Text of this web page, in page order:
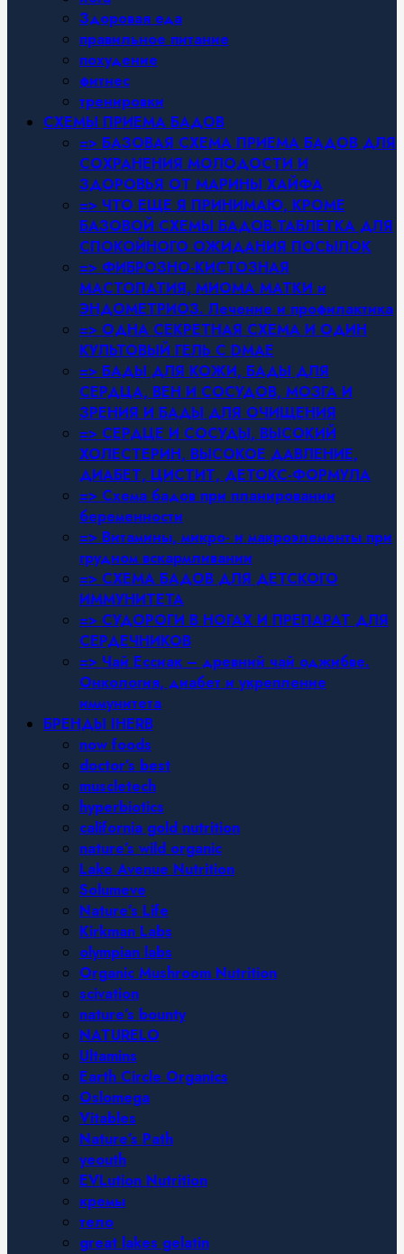
Здоровая еда
правильное питание
похудение
фитнес
тренировки
СХЕМЫ ПРИЕМА БАДОВ
=> БАЗОВАЯ СХЕМА ПРИЕМА БАДОВ ДЛЯ
СОХРАНЕНИЯ МОЛОДОСТИ И
ЗДОРОВЬЯ ОТ МАРИНЫ ХАЙФА
=> ЧТО ЕЩЕ Я ПРИНИМАЮ, КРОМЕ
БАЗОВОЙ СХЕМЫ БАДОВ.ТАБЛЕТКА ДЛЯ
СПОКОЙНОГО ОЖИДАНИЯ ПОСЫЛОК
=> ФИБРОЗНО-КИСТОЗНАЯ
МАСТОПАТИЯ, МИОМА МАТКИ и
ЭНДОМЕТРИОЗ. Лечение и профилактика
=> ОДНА СЕКРЕТНАЯ СХЕМА И ОДИН
КУЛЬТОВЫЙ ГЕЛЬ С DMAE
=> БАДЫ ДЛЯ КОЖИ, БАДЫ ДЛЯ
СЕРДЦА, ВЕН И СОСУДОВ, МОЗГА И
ЗРЕНИЯ И БАДЫ ДЛЯ ОЧИЩЕНИЯ
=> СЕРДЦЕ И СОСУДЫ, ВЫСОКИЙ
ХОЛЕСТЕРИН, ВЫСОКОЕ ДАВЛЕНИЕ,
ДИАБЕТ, ЦИСТИТ, ДЕТОКС-ФОРМУЛА
=> Схема бадов при планировании
беременности
=> Витамины, микро- и макроэлементы при
грудном вскармливании
=> СХЕМА БАДОВ ДЛЯ ДЕТСКОГО
ИММУНИТЕТА
=> СУДОРОГИ В НОГАХ И ПРЕПАРАТ ДЛЯ
СЕРДЕЧНИКОВ
=> Чай Ессиак – древний чай оджибве.
Онкология, диабет и укрепление
иммунитета
БРЕНДЫ IHERB
now foods
doctor’s best
muscletech
hyperbiotics
california gold nutrition
nature’s wild organic
Lake Avenue Nutrition
Solumeve
Nature’s Life
Kirkman Labs
olympian labs
Organic Mushroom Nutrition
scivation
nature’s bounty
NATURELO
Ultamins
Earth Circle Organics
Oslomega
Vitables
Nature’s Path
yeouth
EVLution Nutrition
кремы
тело
great lakes gelatin